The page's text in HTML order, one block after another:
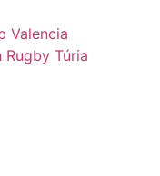
Valencia
Túria